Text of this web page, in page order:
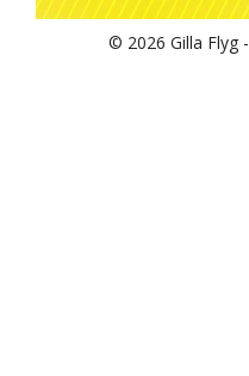
© 2026 Gilla Flyg -